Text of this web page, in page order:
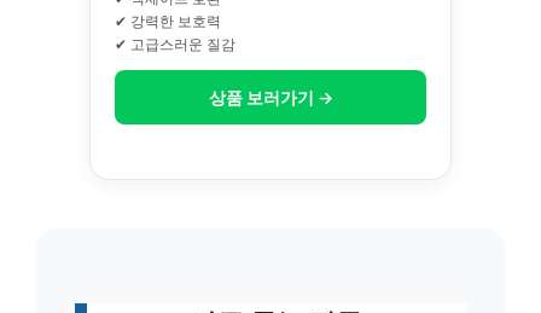
✔ 강력한 보호력
✔ 고급스러운 질감
상품 보러가기 →